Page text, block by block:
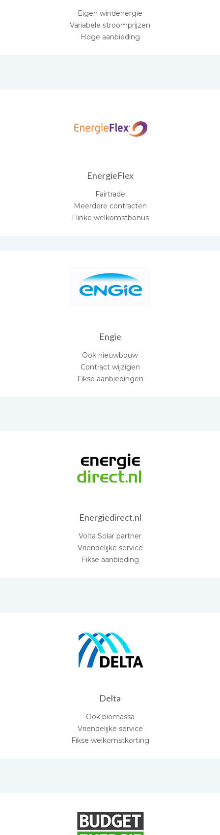
Eigen windenergie
Variabele stroomprijzen
Hoge aanbieding
EnergieFlex
Fairtrade
Meerdere contracten
Flinke welkomstbonus
Engie
Ook nieuwbouw
Contract wijzigen
Fikse aanbiedingen
Energiedirect.nl
Volta Solar partner
Vriendelijke service
Fikse aanbieding
Delta
Ook biomassa
Vriendelijke service
Fikse welkomstkorting